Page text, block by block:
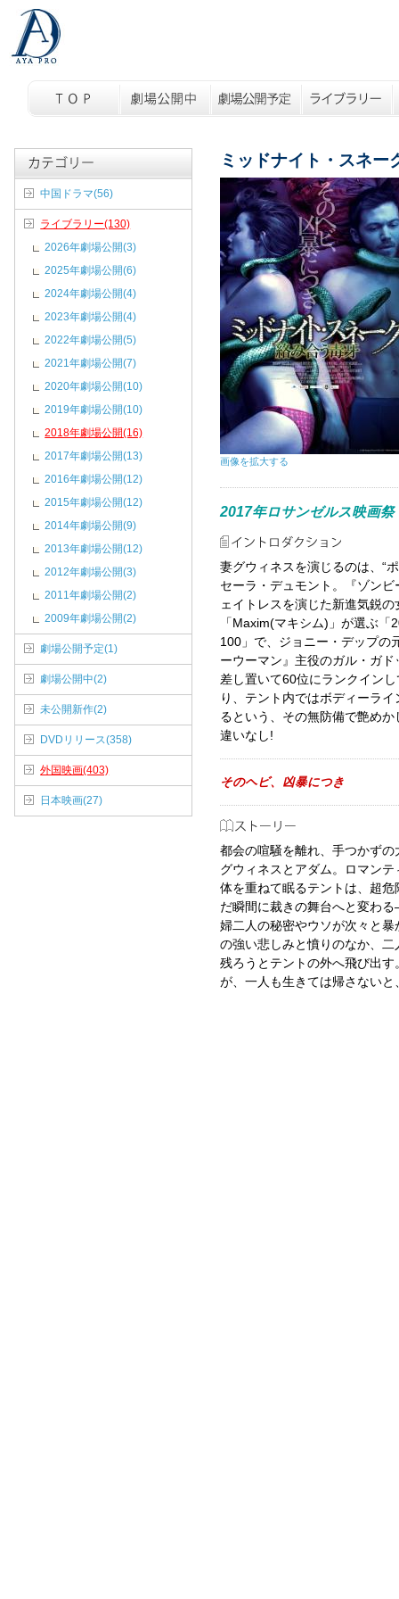
中国ドラマ(56)
ライブラリー(130)
2026年劇場公開(3)
2025年劇場公開(6)
2024年劇場公開(4)
2023年劇場公開(4)
2022年劇場公開(5)
2021年劇場公開(7)
2020年劇場公開(10)
2019年劇場公開(10)
2018年劇場公開(16)
2017年劇場公開(13)
2016年劇場公開(12)
2015年劇場公開(12)
2014年劇場公開(9)
2013年劇場公開(12)
2012年劇場公開(3)
2011年劇場公開(2)
2009年劇場公開(2)
劇場公開予定(1)
劇場公開中(2)
未公開新作(2)
DVDリリース(358)
外国映画(403)
日本映画(27)
ミッドナイト・スネー
画像を拡大する
2017年ロサンゼルス映画
妻グウィネスを演じるのは、“
セーラ・デュモント。『ゾン
ェイトレスを演じた新進気鋭
「Maxim(マキシム)」が選ぶ
100」で、ジョニー・デップの
ーウーマン』主役のガル・ガ
差し置いて60位にランクイン
り、テント内ではボディーラ
るという、その無防備で艶め
違いなし!
そのヘビ、凶暴につき
都会の喧騒を離れ、手つかず
グウィネスとアダム。ロマン
体を重ねて眠るテントは、超
だ瞬間に裁きの舞台へと変わ
婦二人の秘密やウソが次々と
の強い悲しみと憤りのなか、
残ろうとテントの外へ飛び出
が、一人も生きては帰さない